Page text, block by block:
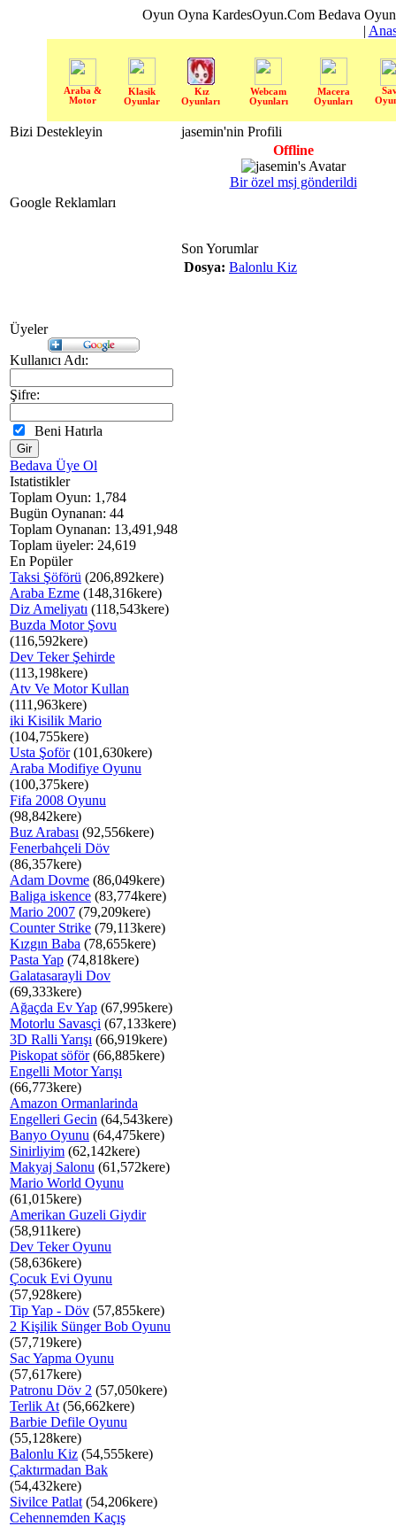
Oyun Oyna KardesOyun.Com Bedava
|
Araba &
Motor
Klasik
Oyunlar
Kız
Oyunları
Webcam
Oyunları
Macera
Oyunları
Bizi Destekleyin
Google Reklamları
Üyeler
Kullanıcı Adı:
Şifre:
Beni Hatırla
Bedava Üye Ol
Istatistikler
Toplam Oyun: 1,784
Bugün Oynanan: 44
Toplam Oynanan: 13,491,948
Toplam üyeler: 24,619
En Popüler
Taksi Şöförü (206,892kere)
Araba Ezme (148,316kere)
Diz Ameliyatı (118,543kere)
Buzda Motor Şovu
(116,592kere)
Dev Teker Şehirde
(113,198kere)
Atv Ve Motor Kullan
(111,963kere)
iki Kisilik Mario
(104,755kere)
Usta Şoför(101,630kere)
Araba Modifiye Oyunu
(100,375kere)
Fifa 2008 Oyunu
(98,842kere)
Buz Arabası (92,556kere)
Fenerbahçeli Döv
(86,357kere)
Adam Dovme (86,049kere)
Baliga iskence (83,774kere)
Mario 2007 (79,209kere)
Counter Strike (79,113kere)
Kızgın Baba (78,655kere)
Pasta Yap (74,818kere)
Galatasarayli Dov
(69,333kere)
Ağaçda Ev Yap (67,995kere)
Motorlu Savasçi (67,133kere)
3D Ralli Yarışı (66,919kere)
Piskopat söför(66,885kere)
Engelli Motor Yarışı
(66,773kere)
Amazon Ormanlarinda
Engelleri Gecin (64,543kere)
Banyo Oyunu (64,475kere)
Sinirliyim (62,142kere)
Makyaj Salonu (61,572kere)
Mario World Oyunu
(61,015kere)
Amerikan Guzeli Giydir
(58,911kere)
Dev Teker Oyunu
(58,636kere)
Çocuk Evi Oyunu
(57,928kere)
Tip Yap - Döv (57,855kere)
2 Kişilik Sünger Bob Oyunu
(57,719kere)
Sac Yapma Oyunu
(57,617kere)
Patronu Döv 2 (57,050kere)
Terlik At (56,662kere)
Barbie Defile Oyunu
(55,128kere)
Balonlu Kiz (54,555kere)
Çaktırmadan Bak
(54,432kere)
Sivilce Patlat (54,206kere)
Cehennemden Kaçış
jasemin'nin Profili
Offline
Bir özel msj gönderildi
Son Yorumlar
Dosya: Balonlu Kiz